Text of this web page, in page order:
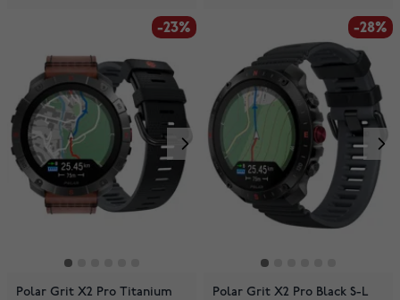
-23%
Polar Grit X2 Pro Titanium
-28%
Polar Grit X2 Pro Black S-L